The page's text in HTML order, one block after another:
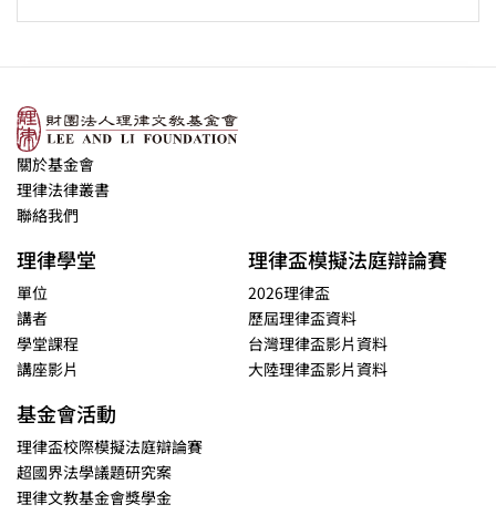
關於基金會
理律法律叢書
聯絡我們
理律學堂
單位
講者
學堂課程
講座影片
理律盃模擬法庭辯論賽
2026理律盃
歷屆理律盃資料
台灣理律盃影片資料
大陸理律盃影片資料
基金會活動
理律盃校際模擬法庭辯論賽
超國界法學議題研究案
理律文教基金會獎學金